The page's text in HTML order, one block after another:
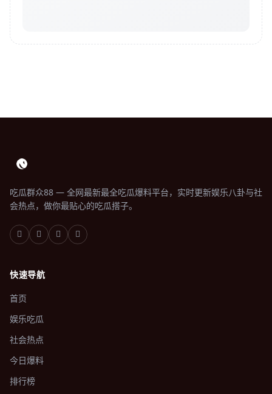
吃瓜群众88 — 全网最新最全吃瓜爆料平台，实时更新娱乐八卦与社
会热点，做你最贴心的吃瓜搭子。
快速导航
首页
娱乐吃瓜
社会热点
今日爆料
排行榜